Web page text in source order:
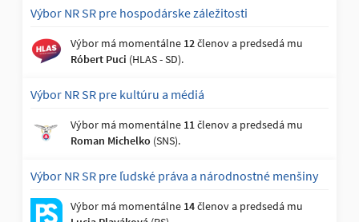
Výbor NR SR pre hospodárske záležitosti
Výbor má momentálne 12členov a predsedá mu
Róbert Puci (HLAS - SD).
Výbor NR SR pre kultúru a médiá
Výbor má momentálne 11členov a predsedá mu
Roman Michelko (SNS).
Výbor NR SR pre ľudské práva a národnostné menšiny
Výbor má momentálne 14členov a predsedá mu